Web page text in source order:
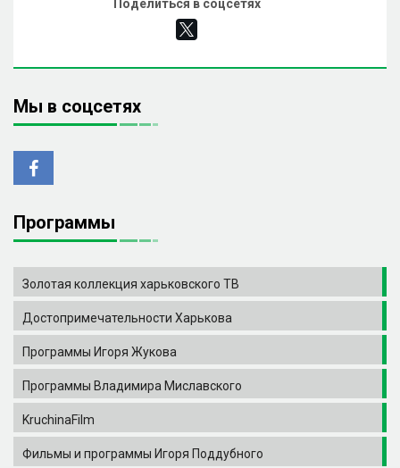
Поделиться в соцсетях
Мы в соцсетях
Программы
Золотая коллекция харьковского ТВ
Достопримечательности Харькова
Программы Игоря Жукова
Программы Владимира Миславского
KruchinaFilm
Фильмы и программы Игоря Поддубного